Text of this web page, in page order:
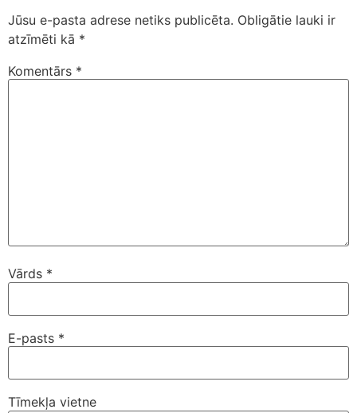
Jūsu e-pasta adrese netiks publicēta. Obligātie lauki ir
atzīmēti kā *
Komentārs *
Vārds *
E-pasts *
Tīmekļa vietne